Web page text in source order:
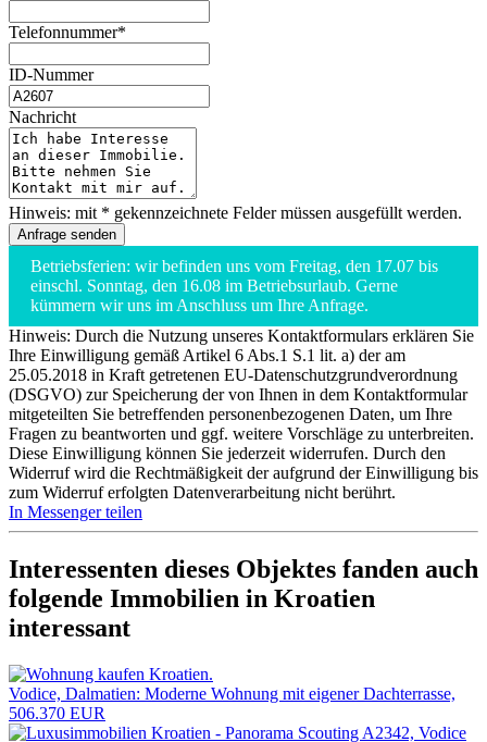
Telefonnummer*
ID-Nummer
Nachricht
Hinweis: mit * gekennzeichnete Felder müssen ausgefüllt werden.
Betriebsferien: wir befinden uns vom Freitag, den 17.07 bis
einschl. Sonntag, den 16.08 im Betriebsurlaub. Gerne
kümmern wir uns im Anschluss um Ihre Anfrage.
Hinweis: Durch die Nutzung unseres Kontaktformulars erklären Sie
Ihre Einwilligung gemäß Artikel 6 Abs.1 S.1 lit. a) der am
25.05.2018 in Kraft getretenen EU-Datenschutzgrundverordnung
(DSGVO) zur Speicherung der von Ihnen in dem Kontaktformular
mitgeteilten Sie betreffenden personenbezogenen Daten, um Ihre
Fragen zu beantworten und ggf. weitere Vorschläge zu unterbreiten.
Diese Einwilligung können Sie jederzeit widerrufen. Durch den
Widerruf wird die Rechtmäßigkeit der aufgrund der Einwilligung bis
zum Widerruf erfolgten Datenverarbeitung nicht berührt.
In Messenger teilen
Interessenten dieses Objektes fanden auch
folgende Immobilien in Kroatien
interessant
Vodice, Dalmatien: Moderne Wohnung mit eigener Dachterrasse,
506.370 EUR